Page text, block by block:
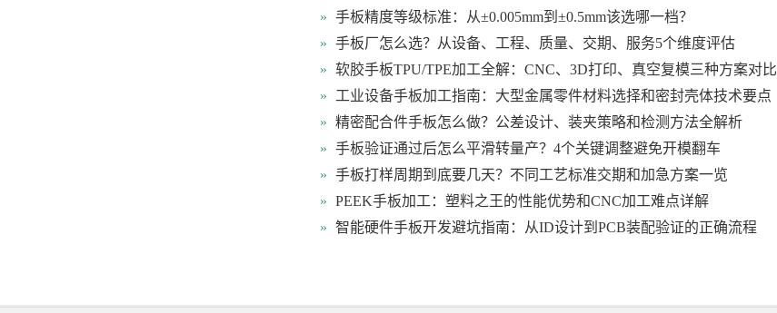
» 手板精度等级标准：从±0.005mm到±0.5mm该选哪一档？
» 手板厂怎么选？从设备、工程、质量、交期、服务5个维度评估
» 软胶手板TPU/TPE加工全解：CNC、3D打印、真空复模三种方案对比
»
工业设备手板加工指南：大型金属零件材料选择和密封壳体技术要点
» 精密配合件手板怎么做？公差设计、装夹策略和检测方法全解析
» 手板验证通过后怎么平滑转量产？4个关键调整避免开模翻车
» 手板打样周期到底要几天？不同工艺标准交期和加急方案一览
» PEEK手板加工：塑料之王的性能优势和CNC加工难点详解
» 智能硬件手板开发避坑指南：从ID设计到PCB装配验证的正确流程